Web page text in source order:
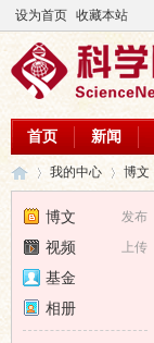
设为首页 收藏本站
首页 新闻
›
我的中心 博文
发布
博文
上传
视频
基金
相册